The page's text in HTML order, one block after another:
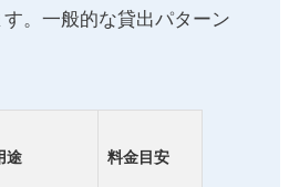
。一般的な貸出パターン
途 料金目安